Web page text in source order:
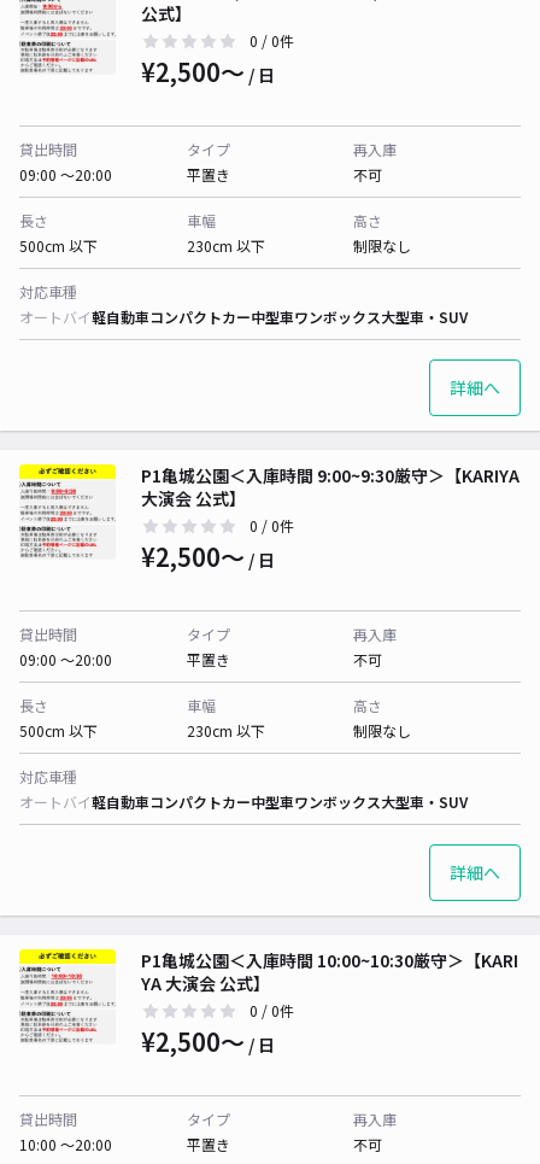
公式】
0 / 0件
¥2,500〜 / 日
貸出時間
09:00 〜20:00
タイプ
平置き
再入庫
不可
長さ
500cm 以下
車幅
230cm 以下
高さ
制限なし
対応車種
オートバイ軽自動車コンパクトカー中型車ワンボックス大型車・SUV
詳細へ
P1亀城公園＜入庫時間 9:00~9:30厳守＞【KARIYA
大演会 公式】
0 / 0件
¥2,500〜 / 日
貸出時間
09:00 〜20:00
タイプ
平置き
再入庫
不可
長さ
500cm 以下
車幅
230cm 以下
高さ
制限なし
対応車種
オートバイ軽自動車コンパクトカー中型車ワンボックス大型車・SUV
詳細へ
P1亀城公園＜入庫時間 10:00~10:30厳守＞【KARI
YA 大演会 公式】
0 / 0件
¥2,500〜 / 日
貸出時間
10:00 〜20:00
タイプ
平置き
再入庫
不可